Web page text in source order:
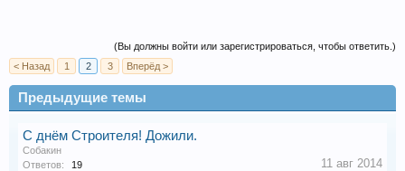
(Вы должны войти или зарегистрироваться, чтобы ответить.)
< Назад
1 2 3 Вперёд >
Предыдущие темы
С днём Строителя! Дожили.
Собакин
Ответов:
19 11 авг 2014